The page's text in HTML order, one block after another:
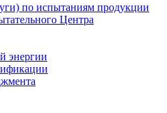
по испытаниям продукции
Центра
энергии